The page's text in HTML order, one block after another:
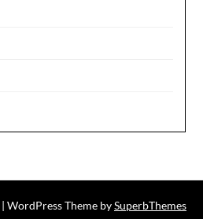
| WordPress Theme bySuperbThemes